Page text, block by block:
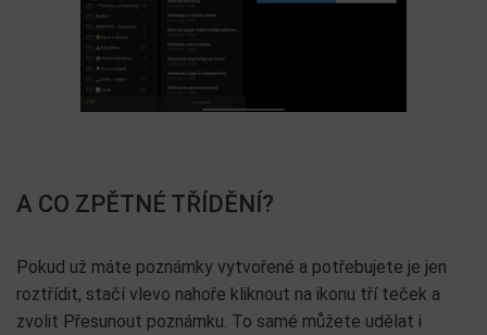
A CO ZPĚTNÉ TŘÍDĚNÍ?
Pokud už máte poznámky vytvořené a potřebujete je jen
roztřídit, stačí vlevo nahoře kliknout na ikonu tří teček a
zvolit Přesunout poznámku. To samé můžete udělat i